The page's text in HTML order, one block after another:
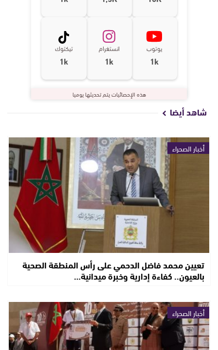
يوتوب
1k
انستغرام
1k
تيكتوك
1k
هذه الإحصائيات يتم تحديثها يوميا
شاهد أيضا
أخبار الصحراء
تعيين محمد فاضل الدحمي على رأس المنطقة الصحية
بالعيون.. كفاءة إدارية وخبرة ميدانية…
أخبار الصحراء